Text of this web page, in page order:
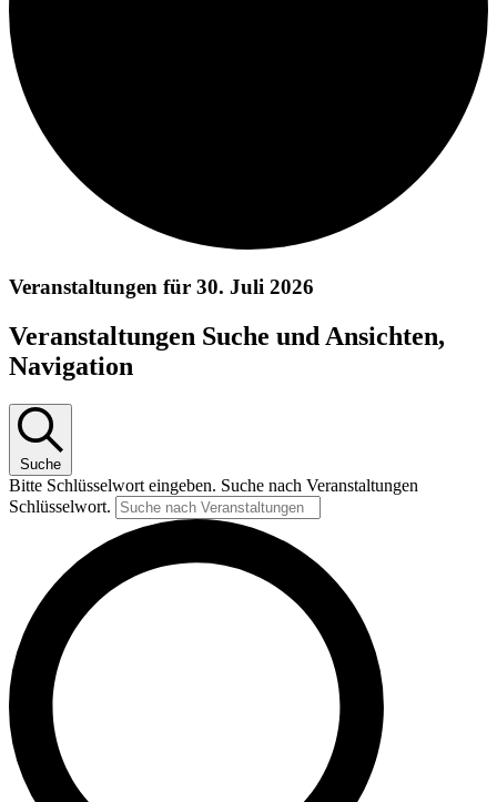
Veranstaltungen für 30. Juli 2026
Veranstaltungen Suche und Ansichten,
Navigation
Suche
Bitte Schlüsselwort eingeben. Suche nach Veranstaltungen
Schlüsselwort.